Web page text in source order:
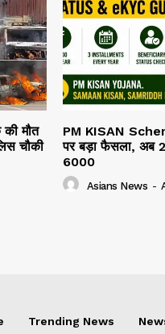
मौत
चौकी
PM KISAN
पर बड़ा फैसला, अब
₹6000
Asians News -
Trending News